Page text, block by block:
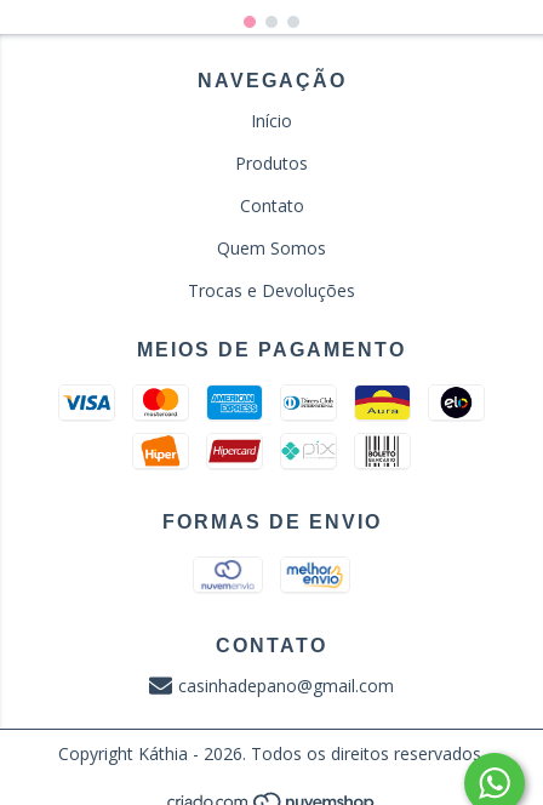
NAVEGAÇÃO
Início
Produtos
Contato
Quem Somos
Trocas e Devoluções
MEIOS DE PAGAMENTO
FORMAS DE ENVIO
CONTATO
casinhadepano@gmail.com
Copyright Káthia - 2026. Todos os direitos reservados.